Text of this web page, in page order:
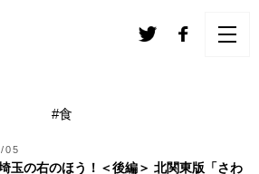
#食
05
玉の右のほう！＜後編＞ 北関東版「さわ